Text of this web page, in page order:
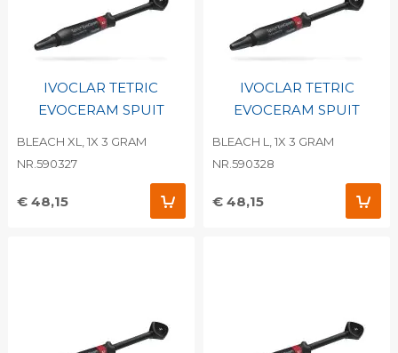
IVOCLAR TETRIC
EVOCERAM SPUIT
BLEACH XL, 1X 3 GRAM
NR.590327
€ 48,15
IVOCLAR TETRIC
EVOCERAM SPUIT
BLEACH L, 1X 3 GRAM
NR.590328
€ 48,15